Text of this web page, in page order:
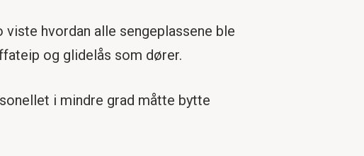
hvordan alle sengeplassene ble
og glidelås som dører.
i mindre grad måtte bytte